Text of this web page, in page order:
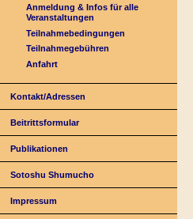
Anmeldung & Infos für alle
Veranstaltungen
Teilnahmebedingungen
Teilnahmegebühren
Anfahrt
Kontakt/Adressen
Beitrittsformular
Publikationen
Sotoshu Shumucho
Impressum